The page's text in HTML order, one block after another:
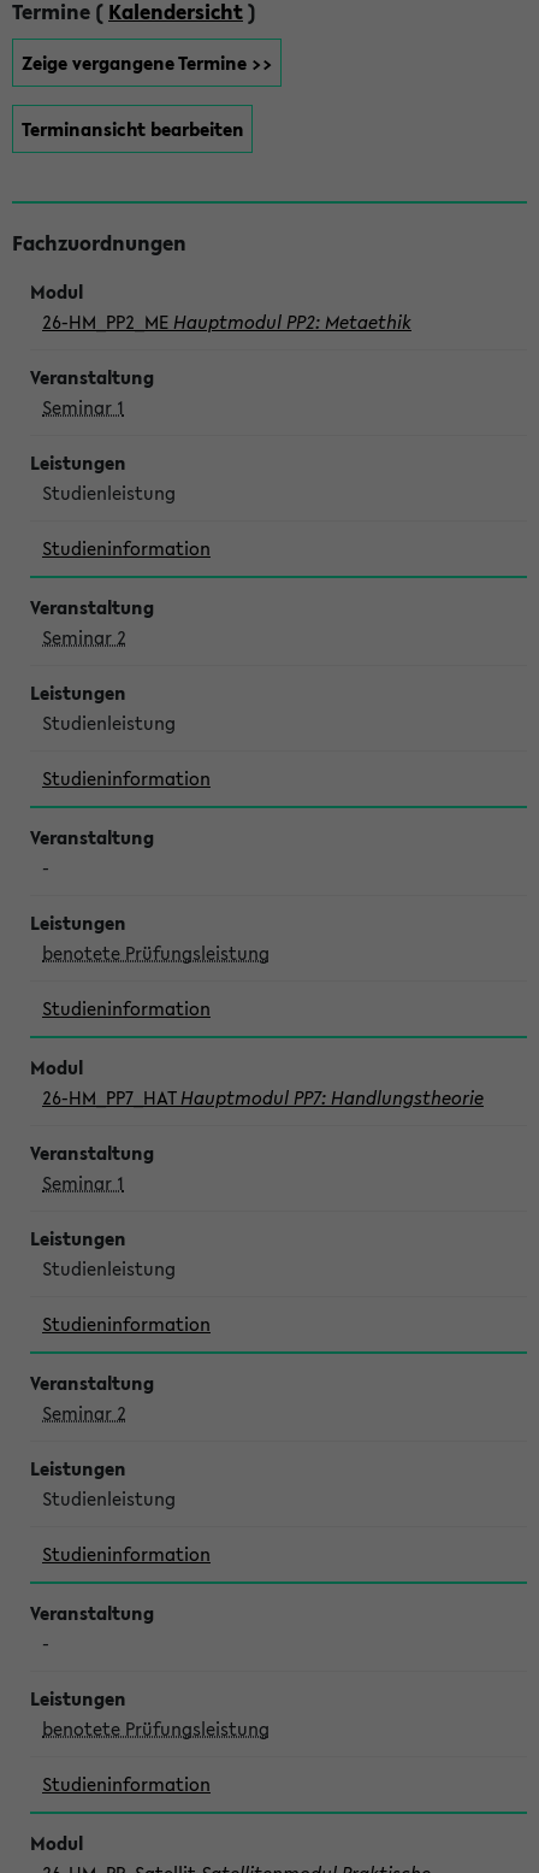
Termine ( Kalendersicht)
Zeige vergangene Termine >>
Terminansicht bearbeiten
Fachzuordnungen
26-HM_PP2_MEHauptmodul PP2: Metaethik
Seminar 1
Studienleistung
Studieninformation
Seminar 2
Studienleistung
Studieninformation
-
benotete Prüfungsleistung
Studieninformation
26-HM_PP7_HATHauptmodul PP7: Handlungstheorie
Seminar 1
Studienleistung
Studieninformation
Seminar 2
Studienleistung
Studieninformation
-
benotete Prüfungsleistung
Studieninformation